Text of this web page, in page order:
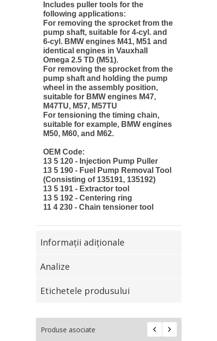
Includes puller tools for the
following applications:
For removing the sprocket from the
pump shaft, suitable for 4-cyl. and
6-cyl. BMW engines M41, M51 and
identical engines in Vauxhall
Omega 2.5 TD (M51).
For removing the sprocket from the
pump shaft and holding the pump
wheel in the assembly position,
suitable for BMW engines M47,
M47TU, M57, M57TU
For tensioning the timing chain,
suitable for example, BMW engines
M50, M60, and M62.
OEM Code:
13 5 120 - Injection Pump Puller
13 5 190 - Fuel Pump Removal Tool
(Consisting of 135191, 135192)
13 5 191 - Extractor tool
13 5 192 - Centering ring
11 4 230 - Chain tensioner tool
Informaţii adiţionale
Analize
Etichetele produsului
Produse asociate